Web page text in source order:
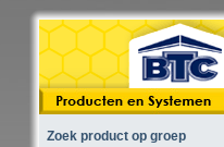
Zoek product op groep